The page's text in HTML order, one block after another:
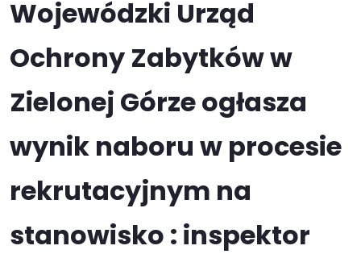
Wojewódzki Urząd
Ochrony Zabytków w
Zielonej Górze ogłasza
wynik naboru w procesie
rekrutacyjnym na
stanowisko : inspektor